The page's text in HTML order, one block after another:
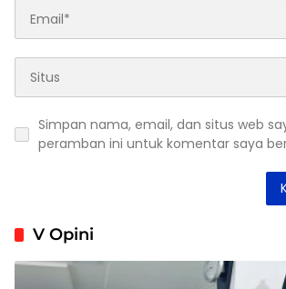
Simpan nama, email, dan situs web
peramban ini untuk komentar saya
V Opini